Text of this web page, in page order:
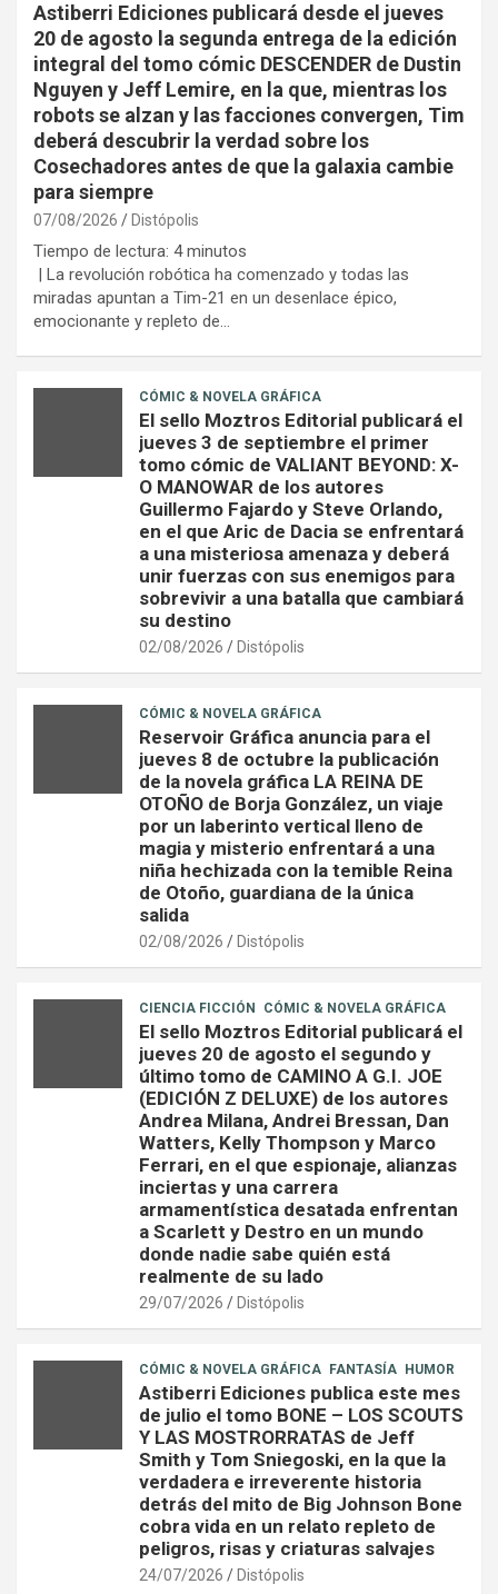
Astiberri Ediciones publicará desde el jueves
20 de agosto la segunda entrega de la edición
integral del tomo cómic DESCENDER de Dustin
Nguyen y Jeff Lemire, en la que, mientras los
robots se alzan y las facciones convergen, Tim
deberá descubrir la verdad sobre los
Cosechadores antes de que la galaxia cambie
para siempre
07/08/2026 Distópolis
Tiempo de lectura: 4 minutos
| La revolución robótica ha comenzado y todas las
miradas apuntan a Tim-21 en un desenlace épico,
emocionante y repleto de…
CÓMIC & NOVELA GRÁFICA
El sello Moztros Editorial publicará el
jueves 3 de septiembre el primer
tomo cómic de VALIANT BEYOND: X-
O MANOWAR de los autores
Guillermo Fajardo y Steve Orlando,
en el que Aric de Dacia se enfrentará
a una misteriosa amenaza y deberá
unir fuerzas con sus enemigos para
sobrevivir a una batalla que cambiará
su destino
02/08/2026 Distópolis
CÓMIC & NOVELA GRÁFICA
Reservoir Gráfica anuncia para el
jueves 8 de octubre la publicación
de la novela gráfica LA REINA DE
OTOÑO de Borja González, un viaje
por un laberinto vertical lleno de
magia y misterio enfrentará a una
niña hechizada con la temible Reina
de Otoño, guardiana de la única
salida
02/08/2026 Distópolis
CIENCIA FICCIÓN CÓMIC & NOVELA GRÁFICA
El sello Moztros Editorial publicará el
jueves 20 de agosto el segundo y
último tomo de CAMINO A G.I. JOE
(EDICIÓN Z DELUXE) de los autores
Andrea Milana, Andrei Bressan, Dan
Watters, Kelly Thompson y Marco
Ferrari, en el que espionaje, alianzas
inciertas y una carrera
armamentística desatada enfrentan
a Scarlett y Destro en un mundo
donde nadie sabe quién está
realmente de su lado
29/07/2026 Distópolis
CÓMIC & NOVELA GRÁFICA FANTASÍA HUMOR
Astiberri Ediciones publica este mes
de julio el tomo BONE – LOS SCOUTS
Y LAS MOSTRORRATAS de Jeff
Smith y Tom Sniegoski, en la que la
verdadera e irreverente historia
detrás del mito de Big Johnson Bone
cobra vida en un relato repleto de
peligros, risas y criaturas salvajes
24/07/2026 Distópolis